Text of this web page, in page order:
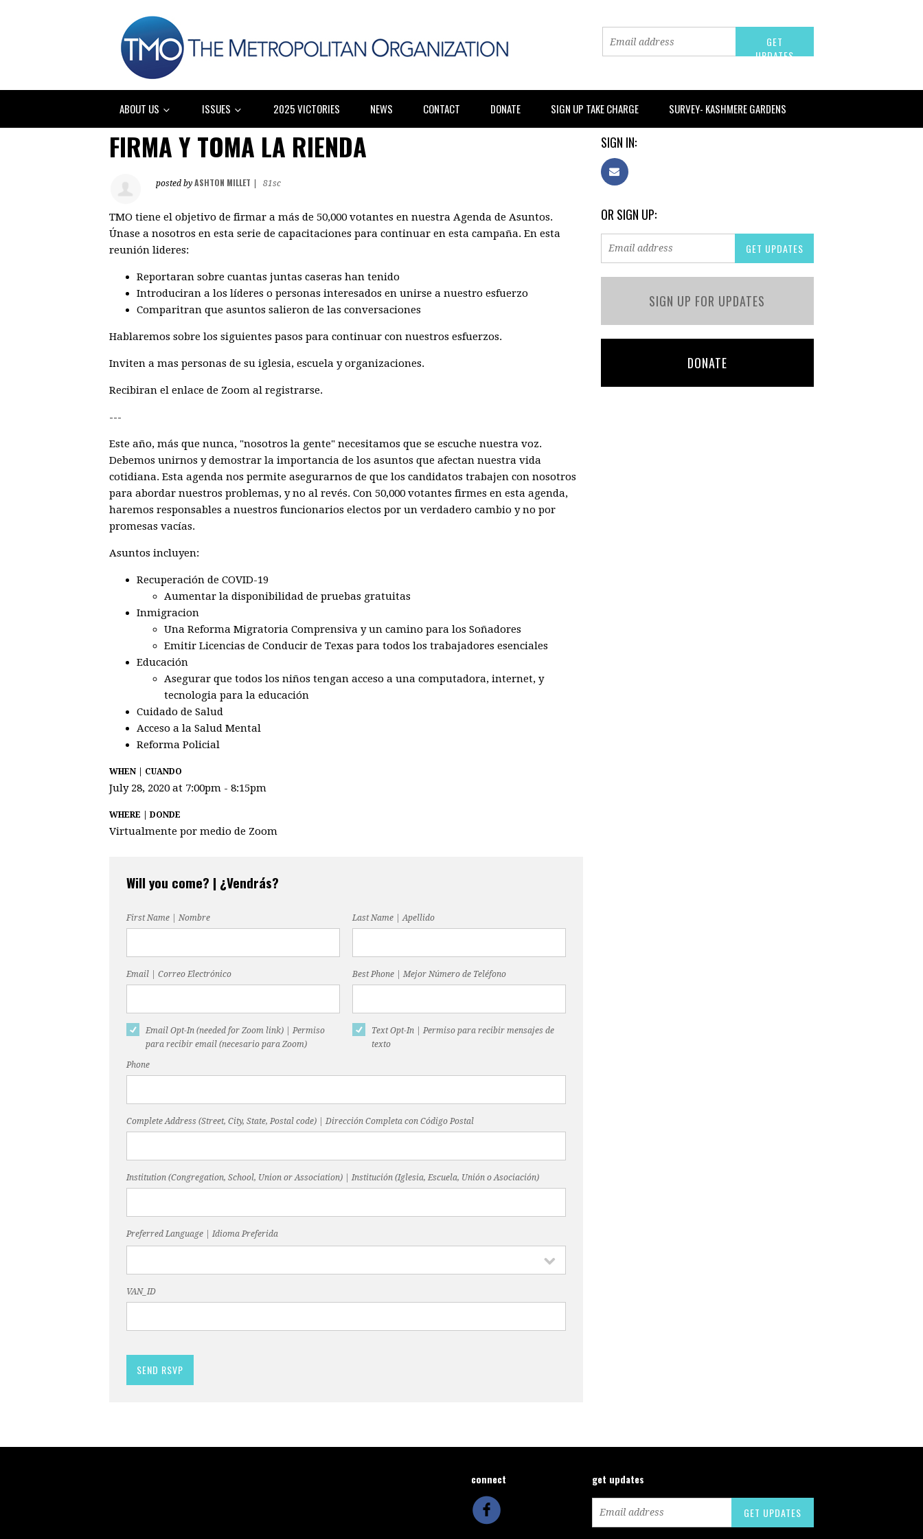
ABOUT US ISSUES 2025 VICTORIES NEWS CONTACT DONATE SIGN UP TAKE CHARGE SURVEY- KASHMERE GARDENS
FIRMA Y TOMA LA RIENDA
posted by ASHTON MILLET 81sc
TMO tiene el objetivo de firmar a más de 50,000 votantes en nuestra Agenda de Asuntos.
Únase a nosotros en esta serie de capacitaciones para continuar en esta campaña. En esta
reunión lideres:
Reportaran sobre cuantas juntas caseras han tenido
Introduciran a los líderes o personas interesados en unirse a nuestro esfuerzo
Comparitran que asuntos salieron de las conversaciones
Hablaremos sobre los siguientes pasos para continuar con nuestros esfuerzos.
Inviten a mas personas de su iglesia, escuela y organizaciones.
Recibiran el enlace de Zoom al registrarse.
---
Este año, más que nunca, "nosotros la gente" necesitamos que se escuche nuestra voz.
Debemos unirnos y demostrar la importancia de los asuntos que afectan nuestra vida
cotidiana. Esta agenda nos permite asegurarnos de que los candidatos trabajen con nosotros
para abordar nuestros problemas, y no al revés. Con 50,000 votantes firmes en esta agenda,
haremos responsables a nuestros funcionarios electos por un verdadero cambio y no por
promesas vacías.
Asuntos incluyen:
Recuperación de COVID-19
Aumentar la disponibilidad de pruebas gratuitas
Inmigracion
Una Reforma Migratoria Comprensiva y un camino para los Soñadores
Emitir Licencias de Conducir de Texas para todos los trabajadores esenciales
Educación
Asegurar que todos los niños tengan acceso a una computadora, internet, y
tecnologia para la educación
Cuidado de Salud
Acceso a la Salud Mental
Reforma Policial
WHEN | CUANDO
July 28, 2020 at 7:00pm - 8:15pm
WHERE | DONDE
Virtualmente por medio de Zoom
Will you come? | ¿Vendrás?
First Name | Nombre Last Name | Apellido
Email | Correo Electrónico Best Phone | Mejor Número de Teléfono
Email Opt-In (needed for Zoom link) | Permiso
para recibir email (necesario para Zoom)
Text Opt-In | Permiso para recibir mensajes de
texto
Phone
Complete Address (Street, City, State, Postal code) | Dirección Completa con Código Postal
Institution (Congregation, School, Union or Association) | Institución (Iglesia, Escuela, Unión o Asociación)
Preferred Language | Idioma Preferida
VAN_ID
SIGN IN:
OR SIGN UP:
SIGN UP FOR UPDATES
DONATE
connect get updates